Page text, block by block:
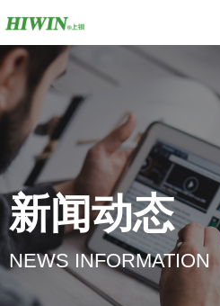
新闻动态
NEWS INFORMATION